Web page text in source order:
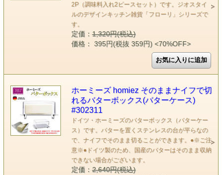
2P（調味料入れ2ピースセット）です。ジオスタイ
ルのデザインキッチン雑貨「フローリ」シリーズで
す。
定価：1,320円(税込)
価格： 395円(税抜 359円) <70%OFF>
ホーミーズ homiez そのままナイフで切
れるバターボックス(バターケース)
#302311
ドイツ・ホーミーズのバターボックス（バターケー
ス）です。バターを置くステンレスの台が平らなの
で、ナイフでそのまま切ることができます。●※ご注
意※●ドイツ製のため、国産のバターはそのまま収納
できない場合がございます。
定価：2,640円(税込)